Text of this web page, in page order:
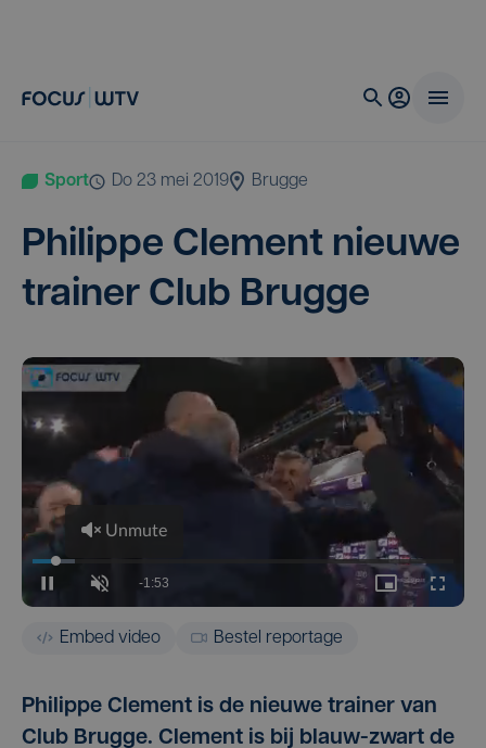
Sport do 23 mei 2019 Brugge
Phi­lip­pe Cle­ment nieu­we
trai­ner Club Brugge
Embed video Bestel reportage
Philippe Clement is de nieuwe trainer van
Club Brugge. Clement is bij blauw-zwart de